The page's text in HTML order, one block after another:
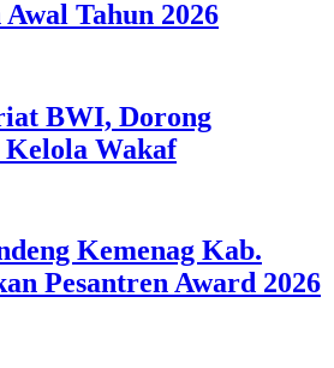
Tahun 2026
BWI, Dorong
Kelola Wakaf
Kemenag Kab.
Pesantren Award 2026